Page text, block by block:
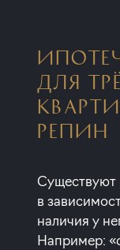
ДЛЯ
РЕПИН
Существуют
в
наличия у
Например: